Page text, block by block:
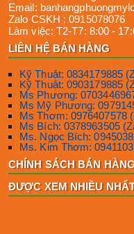
Email:
Zalo CSKH :0915078076
Làm việc: T2-T7: 8:00 -
LIÊN HỆ BÁN HÀNG
Kỹ Thuật: 0834179885
Kỹ Thuật: 0903179885
Ms Phương:
Ms Mỹ Phương:
Ms Thơm: 0976407578
Ms Bích: 0378963505
Ms. Ngọc Bích:
Ms. Kim Thơm:
CHÍNH SÁCH BÁN
ĐƯỢC XEM NHIỀU